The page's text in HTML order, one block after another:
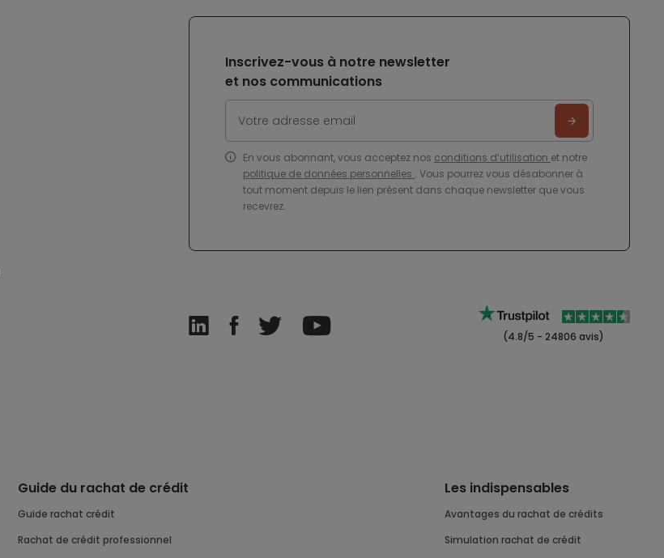
Inscrivez-vous à notre newsletter
et nos communications
En vous abonnant, vous acceptez nos conditions d’utilisation et notre
politique de données personnelles . Vous pourrez vous désabonner à
tout moment depuis le lien présent dans chaque newsletter que vous
recevrez.
(4.8/5 - 24806 avis)
Guide du rachat de crédit
Guide rachat crédit
Rachat de crédit professionnel
Les indispensables
Avantages du rachat de crédits
Simulation rachat de crédit